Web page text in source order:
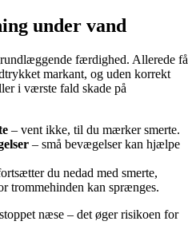
under vand
færdighed. Allerede få
markant, og uden korrekt
i værste fald skade på
– vent ikke, til du mærker smerte.
– små bevægelser kan hjælpe
du nedad med smerte,
trommehinden kan sprænges.
næse – det øger risikoen for